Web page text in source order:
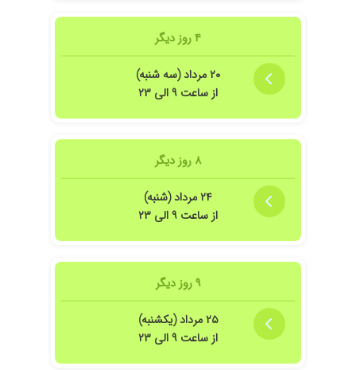
۴ روز دیگر
۲۰ مرداد (سه شنبه)
از ساعت ۹ الی ۲۳
۸ روز دیگر
۲۴ مرداد (شنبه)
از ساعت ۹ الی ۲۳
۹ روز دیگر
۲۵ مرداد (یکشنبه)
از ساعت ۹ الی ۲۳